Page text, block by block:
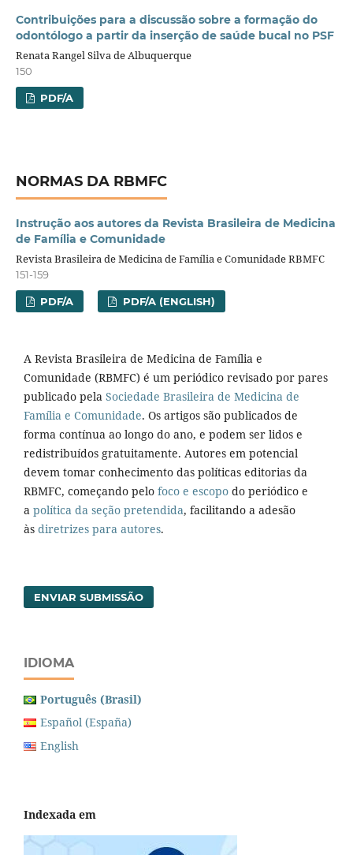
Contribuições para a discussão sobre a formação do
odontólogo a partir da inserção de saúde bucal no PSF
Renata Rangel Silva de Albuquerque
150
PDF/A
NORMAS DA RBMFC
Instrução aos autores da Revista Brasileira de Medicina
de Família e Comunidade
Revista Brasileira de Medicina de Família e Comunidade RBMFC
151-159
PDF/A PDF/A (ENGLISH)
A Revista Brasileira de Medicina de Família e
Comunidade (RBMFC) é um periódico revisado por pares
publicado pela Sociedade Brasileira de Medicina de
Família e Comunidade. Os artigos são publicados de
forma contínua ao longo do ano, e podem ser lidos e
redistribuídos gratuitamente. Autores em potencial
devem tomar conhecimento das políticas editorias da
RBMFC, começando pelo foco e escopo do periódico e
a política da seção pretendida, facilitando a adesão
às diretrizes para autores.
ENVIAR SUBMISSÃO
IDIOMA
Português (Brasil)
Español (España)
English
Indexada em